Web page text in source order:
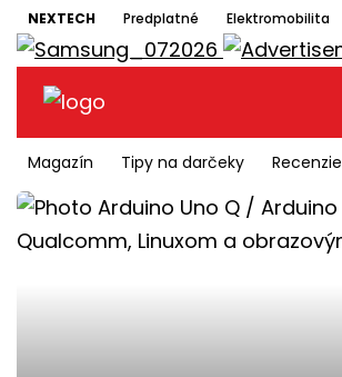
NEXTECH Predplatné Elektromobilita
Magazín Tipy na darčeky Recenzie